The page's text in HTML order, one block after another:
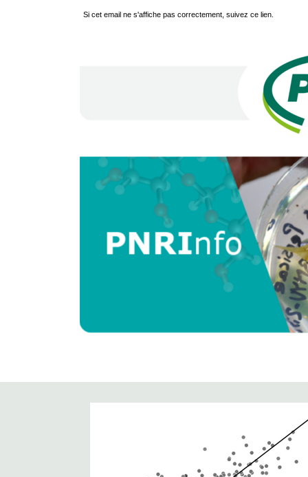
Si cet email ne s'affiche pas correctement, suivez ce lien.